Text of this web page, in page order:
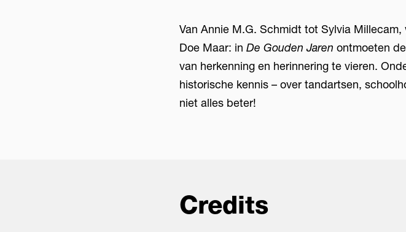
Van Annie M.G. Schmidt tot Sylvia
Doe Maar: in De Gouden Jaren ontmoeten
van herkenning en herinnering te vieren.
historische kennis – over tandartsen,
niet alles beter!
Credits